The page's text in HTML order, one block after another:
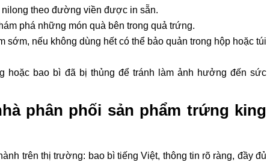
theo đường viền được in sẵn.
phá những món quà bên trong quả trứng.
sớm, nếu không dùng hết có thể bảo quản trong hộp hoặc túi
hoặc bao bì đã bị thủng để tránh làm ảnh hưởng đến sức
phân phối sản phẩm trứng king
trên thị trường: bao bì tiếng Việt, thông tin rõ ràng, đầy đủ